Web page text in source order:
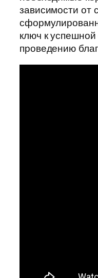
зависимости от
ключ к
проведению